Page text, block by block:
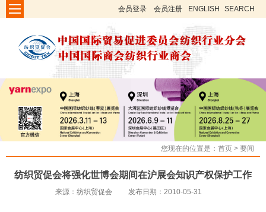
会员登录 会员注册 ENGLISH SEARCH
您现在的位置是： 首页 > 要闻
纺织贸促会将强化世博会期间在沪展会知识产权保护工作
来源：纺织贸促会 发布日期：2010-05-31